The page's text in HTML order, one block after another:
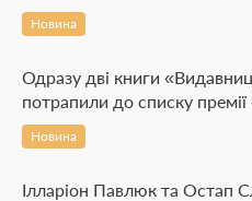
Новина
Одразу дві книги
потрапили до списку
Новина
Ілларіон Павлюк та Остап